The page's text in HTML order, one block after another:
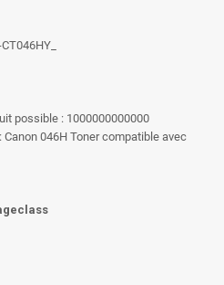
possible : 1000000000000
046H Toner compatible avec